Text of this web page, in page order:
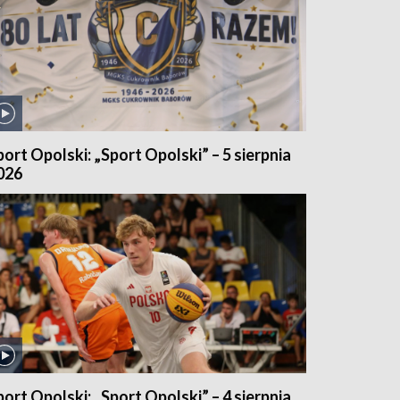
Opolski: „Sport Opolski” – 5 sierpnia